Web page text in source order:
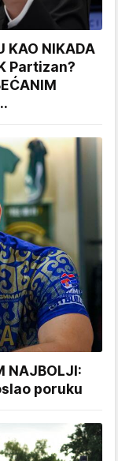
KAO NIKADA
Partizan?
NAJBOLJI:
poruku